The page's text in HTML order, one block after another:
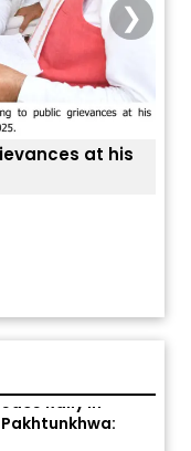
at his
❯
Rally in